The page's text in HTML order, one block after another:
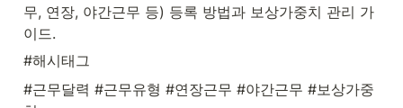
무, 연장, 야간근무 등) 등록 방법과 보상가중치 관리 가
이드.
#해시태그
#근무달력 #근무유형 #연장근무 #야간근무 #보상가중